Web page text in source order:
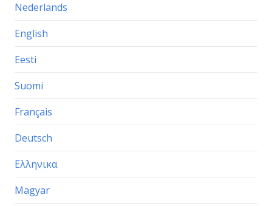
Nederlands
English
Eesti
Suomi
Français
Deutsch
Ελληνικα
Magyar